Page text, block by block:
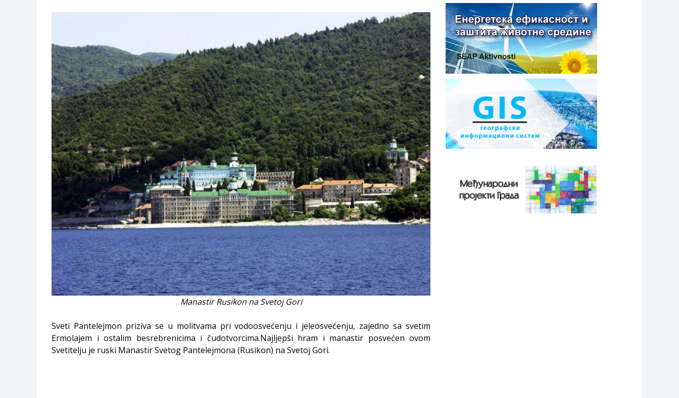
Manastir Rusikon na Svetoj Gori
Sveti Pantelejmon priziva se u molitvama pri vodoosvećenju i jeleosvećenju, zajedno sa svetim
Ermolajem i ostalim besrebrenicima i čudotvorcima.Najljepši hram i manastir posvećen ovom
Svetitelju je ruski Manastir Svetog Pantelejmona (Rusikon) na Svetoj Gori.